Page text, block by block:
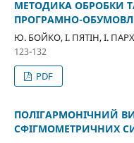
МЕТОДИКА ОБРОБКИ
ПРОГРАМНО-
Ю. БОЙКО, І. ПЯТІН, I.
123-132
PDF
ПОЛІГАРМОНІЧНИЙ
СФІГМОМЕТРИЧНИХ